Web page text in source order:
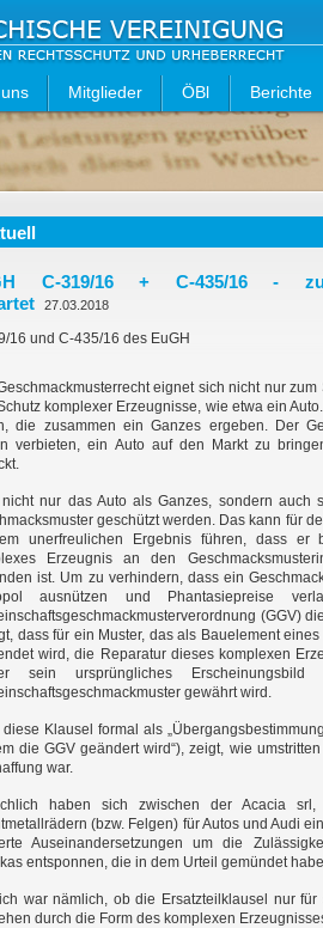
Mitglieder ÖBl Berichte
C-319/16 + C-435/16 -
27.03.2018
16 und C-435/16 des EuGH
eignet sich nicht nur
komplexer Erzeugnisse, wie etwa ein
die zusammen ein Ganzes ergeben. Der
verbieten, ein Auto auf den Markt zu
nur das Auto als Ganzes, sondern auch
geschützt werden. Das kann für
unerfreulichen Ergebnis führen, dass er
Erzeugnis an den
ist. Um zu verhindern, dass ein
ausnützen und Phantasiepreise
(GGV)
dass für ein Muster, das als Bauelement
wird, die Reparatur dieses komplexen
sein ursprüngliches
gewährt wird.
diese Klausel formal als
die GGV geändert wird“), zeigt, wie
war.
haben sich zwischen der Acacia
(bzw. Felgen) für Autos und Audi
Auseinandersetzungen um die
entsponnen, die in dem Urteil gemündet
war nämlich, ob die Ersatzteilklausel nur
durch die Form des komplexen